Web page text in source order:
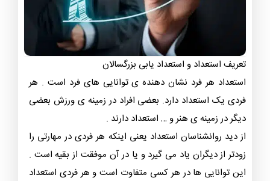
تعریف استعداد و استعداد یابی بزرگسالان
استعداد هر فرد نشان دهنده ی توانایی های فرد است . هر
فردی یک استعداد دارد. بعضی افراد در زمینه ی ورزش بعضی
دیگر در زمینه ی هنر و … استعداد دارند .
از دید روانشناسان استعداد یعنی اینکه هر فردی در مهارتی را
زودتر از دیگران یاد می گیرد و یا در آن موفقت از بقیه است .
این توانایی ها در هر کسی متفاوت است و هر فردی استعداد